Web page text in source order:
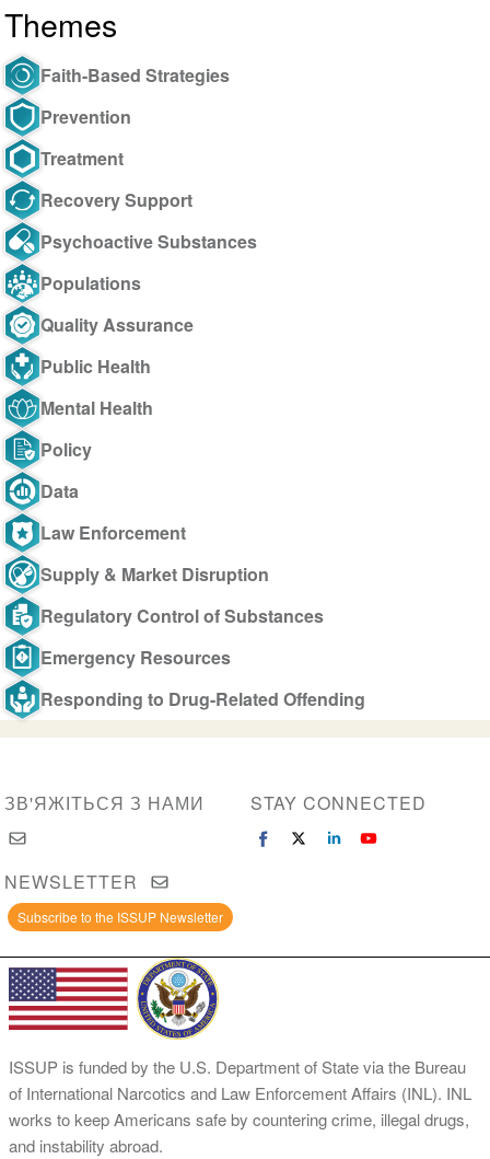
Themes
Faith-Based Strategies
Prevention
Treatment
Recovery Support
Psychoactive Substances
Populations
Quality Assurance
Public Health
Mental Health
Policy
Data
Law Enforcement
Supply & Market Disruption
Regulatory Control of Substances
Emergency Resources
Responding to Drug-Related Offending
ЗВ'ЯЖІТЬСЯ З НАМИ STAY CONNECTED
NEWSLETTER
Subscribe to the ISSUP Newsletter
ISSUP is funded by the U.S. Department of State via the Bureau
of International Narcotics and Law Enforcement Affairs (INL). INL
works to keep Americans safe by countering crime, illegal drugs,
and instability abroad.